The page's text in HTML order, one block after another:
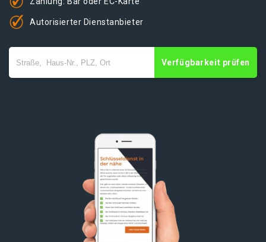
Autorisierter Dienstanbieter
Verfügbarkeit prüfen